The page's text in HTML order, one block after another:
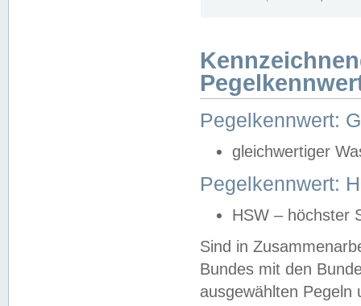
Pegelkennwert:
gleichwertiger
Pegelkennwert:
HSW – höchster
Sind in
Bundes mit den
ausgewählten